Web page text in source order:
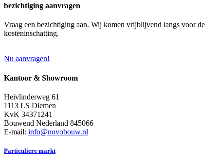
bezichtiging aanvragen
Vraag een bezichtiging aan. Wij komen vrijblijvend langs voor de
kosteninschatting.
Nu aanvragen!
Kantoor & Showroom
Heivlinderweg 61
1113 LS Diemen
KvK 34371241
Bouwend Nederland 845066
E-mail: info@novobouw.nl
Particuliere markt